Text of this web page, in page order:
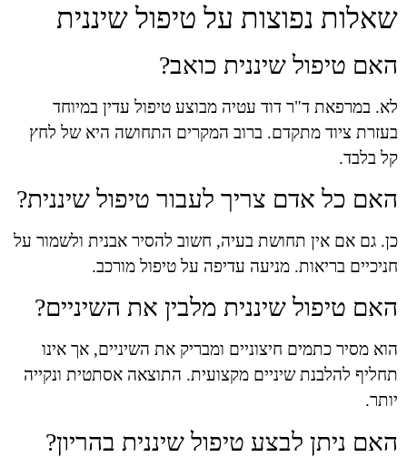
שאלות נפוצות על טיפול שיננית
האם טיפול שיננית כואב?
לא. במרפאת ד"ר דוד עטיה מבוצע טיפול עדין במיוחד
בעזרת ציוד מתקדם. ברוב המקרים התחושה היא של לחץ
קל בלבד.
האם כל אדם צריך לעבור טיפול שיננית?
כן. גם אם אין תחושת בעיה, חשוב להסיר אבנית ולשמור על
חניכיים בריאות. מניעה עדיפה על טיפול מורכב.
האם טיפול שיננית מלבין את השיניים?
הוא מסיר כתמים חיצוניים ומבריק את השיניים, אך אינו
תחליף להלבנת שיניים מקצועית. התוצאה אסתטית ונקייה
יותר.
האם ניתן לבצע טיפול שיננית בהריון?